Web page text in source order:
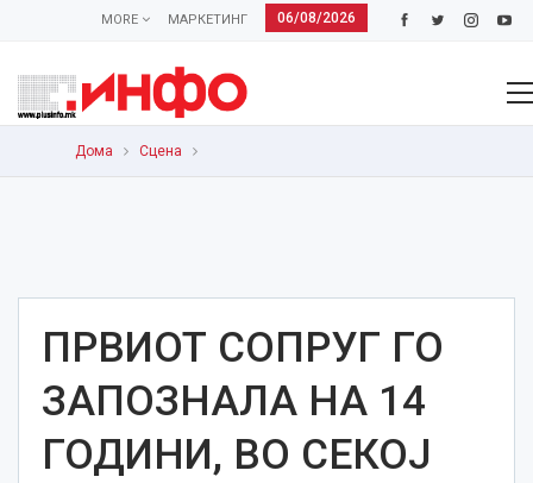
06/08/2026
МАРКЕТИНГ
MORE
Дома Сцена
ПРВИОТ СОПРУГ ГО
ЗАПОЗНАЛА НА 14
ГОДИНИ, ВО СЕКОЈ